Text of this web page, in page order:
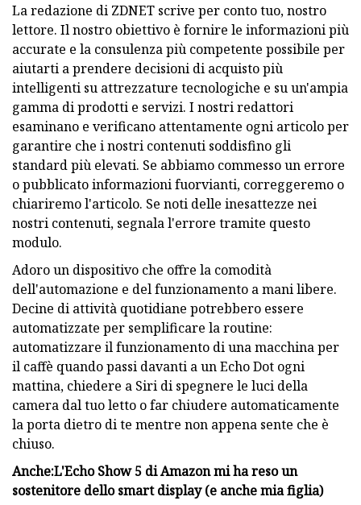
La redazione di ZDNET scrive per conto tuo, nostro
lettore. Il nostro obiettivo è fornire le informazioni più
accurate e la consulenza più competente possibile per
aiutarti a prendere decisioni di acquisto più
intelligenti su attrezzature tecnologiche e su un'ampia
gamma di prodotti e servizi. I nostri redattori
esaminano e verificano attentamente ogni articolo per
garantire che i nostri contenuti soddisfino gli
standard più elevati. Se abbiamo commesso un errore
o pubblicato informazioni fuorvianti, correggeremo o
chiariremo l'articolo. Se noti delle inesattezze nei
nostri contenuti, segnala l'errore tramite questo
modulo.
Adoro un dispositivo che offre la comodità
dell'automazione e del funzionamento a mani libere.
Decine di attività quotidiane potrebbero essere
automatizzate per semplificare la routine:
automatizzare il funzionamento di una macchina per
il caffè quando passi davanti a un Echo Dot ogni
mattina, chiedere a Siri di spegnere le luci della
camera dal tuo letto o far chiudere automaticamente
la porta dietro di te mentre non appena sente che è
chiuso.
Anche:L'Echo Show 5 di Amazon mi ha reso un
sostenitore dello smart display (e anche mia figlia)